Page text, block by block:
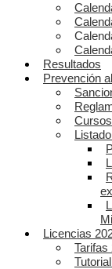
Resultados
Prevención
Licencias
Tarifas